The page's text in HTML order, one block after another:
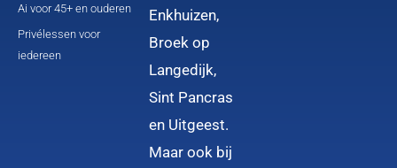
Ai voor 45+ en ouderen
Privélessen voor
iedereen
Enkhuizen,
Broek op
Langedijk,
Sint Pancras
en Uitgeest.
Maar ook bij